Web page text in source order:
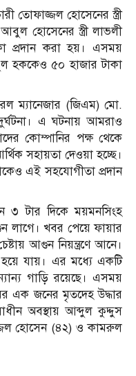
তোফাজ্জল হোসেনের স্ত্রী
হোসেনের স্ত্রী লাভলী
প্রদান করা হয়। এসময়
হককেও ৫০ হাজার টাকা
ম্যানেজার (জিএম) মো.
এ ঘটনায় আমরাও
কোম্পানির পক্ষ থেকে
সহায়তা দেওয়া হচ্ছে।
এই সহযোগীতা প্রদান
৩ টার দিকে ময়মনসিংহ
লাগে। খবর পেয়ে ফায়ার
আগুন নিয়ন্ত্রণে আনে।
হয়ে যায়। এর মধ্যে একটি
গাড়ি রয়েছে। এসময়
এক জনের মৃতদেহ উদ্ধার
অবস্থায় আব্দুল কুদ্দুস
হোসেন‌ (৪২) ও কামরুল